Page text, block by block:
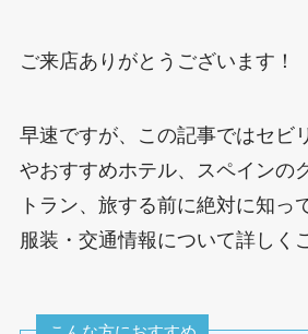
ご来店ありがとうございます！
早速ですが、この記事ではセビ
やおすすめホテル、スペインの
トラン、旅する前に絶対に知っ
服装・交通情報について詳しく